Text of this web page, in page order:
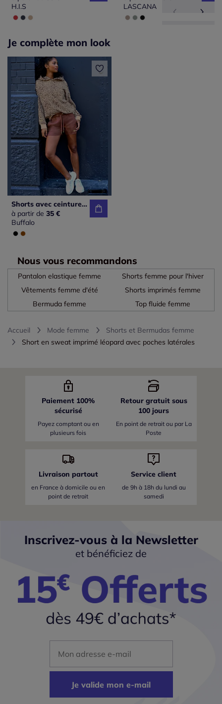
H.I.S
LASCANA
Je complète mon look
Shorts avec ceinture élastique motif animal coupe confortable
à partir de 35 €
Buffalo
Nous vous recommandons
Pantalon elastique femme
Vêtements femme d'été
Shorts femme pour l'hiver
Shorts imprimés femme
Bermuda femme
Top fluide femme
Accueil Mode femme
Shorts et Bermudas femme
Short en sweat imprimé léopard avec poches latérales
Paiement 100%
sécurisé
Payez comptant ou en
plusieurs fois
Retour gratuit sous
100 jours
En point de retrait ou par La
Poste
Livraison partout
en France à domicile ou en
point de retrait
Service client
de 9h à 18h du lundi au
samedi
Inscrivez-vous à la Newsletter
et bénéficiez de
Je valide mon e-mail